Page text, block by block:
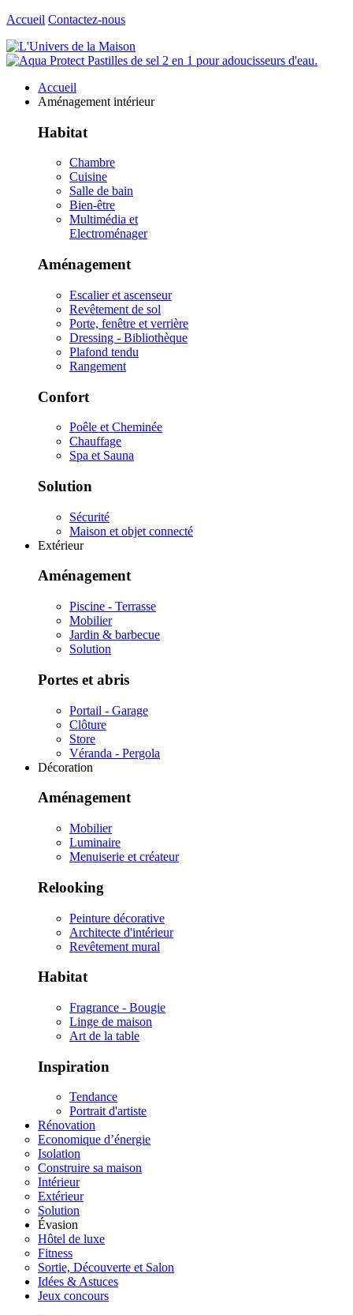
Accueil Contactez-nous
Accueil
Aménagement intérieur
Habitat
Chambre
Cuisine
Salle de bain
Bien-être
Multimédia et
Electroménager
Aménagement
Escalier et ascenseur
Revêtement de sol
Porte, fenêtre et verrière
Dressing - Bibliothèque
Plafond tendu
Rangement
Confort
Poêle et Cheminée
Chauffage
Spa et Sauna
Solution
Sécurité
Maison et objet connecté
Extérieur
Aménagement
Piscine - Terrasse
Mobilier
Jardin & barbecue
Solution
Portes et abris
Portail - Garage
Clôture
Store
Véranda - Pergola
Décoration
Aménagement
Mobilier
Luminaire
Menuiserie et créateur
Relooking
Peinture décorative
Architecte d'intérieur
Revêtement mural
Habitat
Fragrance - Bougie
Linge de maison
Art de la table
Inspiration
Tendance
Portrait d'artiste
Rénovation
Economique d’énergie
Isolation
Construire sa maison
Intérieur
Extérieur
Solution
Évasion
Hôtel de luxe
Fitness
Sortie, Découverte et Salon
Idées & Astuces
Jeux concours